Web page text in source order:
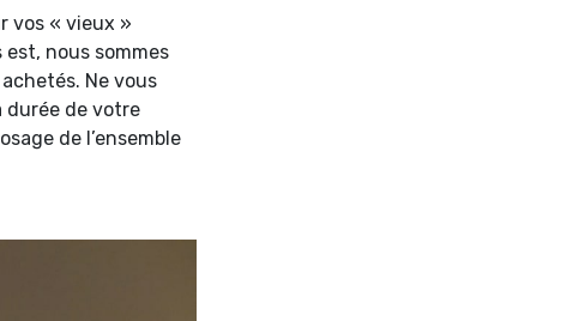
vos « vieux »
est, nous sommes
Ne vous
durée de votre
de l’ensemble